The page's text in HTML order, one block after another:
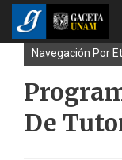
Navegación Por
De